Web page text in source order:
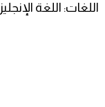
اللغات: اللغة